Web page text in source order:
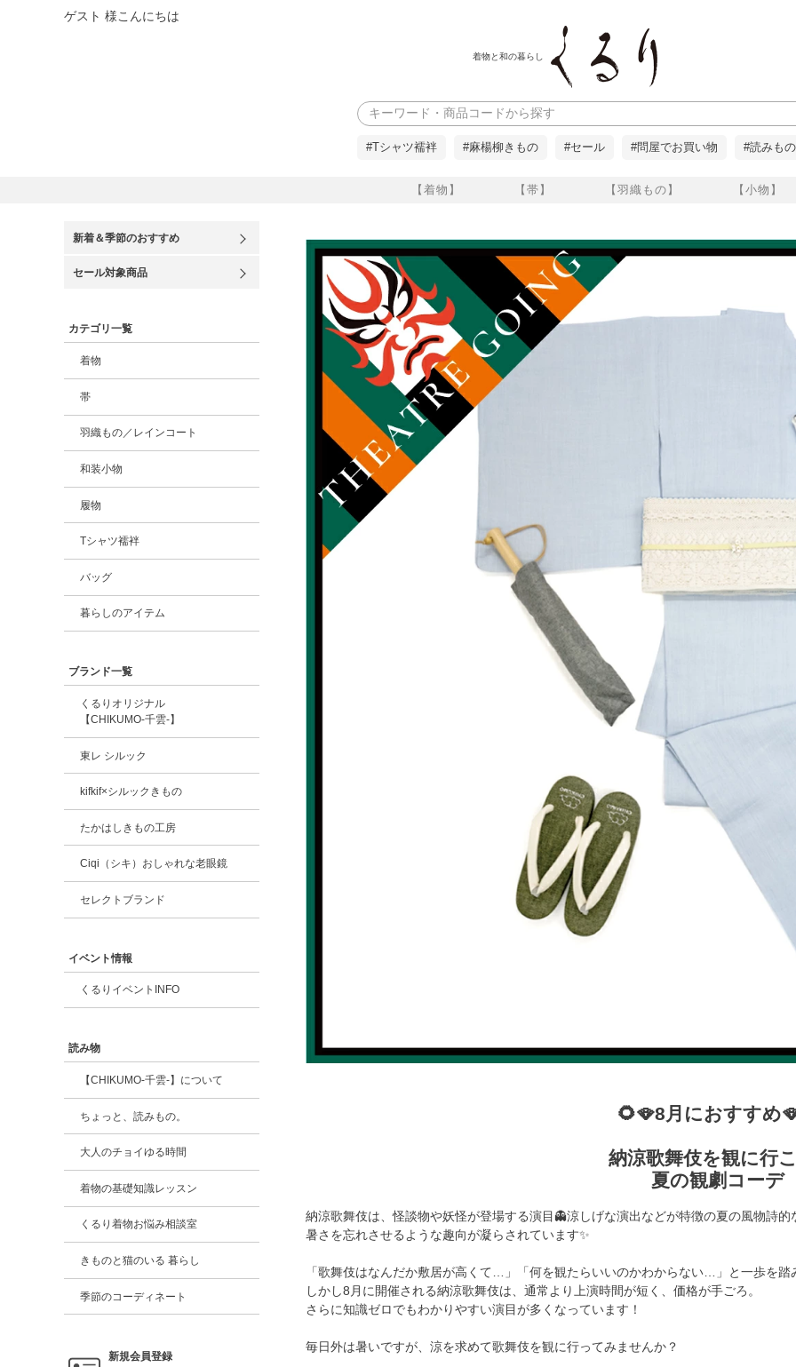
ゲスト 様こんにちは
着物と和の暮らし
【着物】 【帯】 【羽織もの】 【小物】
検索
#Tシャツ襦袢 #麻楊柳きもの #セール #問屋でお買い物 #読みもの
新着＆季節のおすすめ
セール対象商品
カテゴリ一覧
着物
帯
羽織もの／レインコート
和装小物
履物
Tシャツ襦袢
バッグ
暮らしのアイテム
ブランド一覧
くるりオリジナル
【CHIKUMO-千雲-】
東レ シルック
kifkif×シルックきもの
たかはしきもの工房
Ciqi（シキ）おしゃれな老眼鏡
セレクトブランド
イベント情報
くるりイベントINFO
読み物
【CHIKUMO-千雲-】について
ちょっと、読みもの。
大人のチョイゆる時間
着物の基礎知識レッスン
くるり着物お悩み相談室
きものと猫のいる 暮らし
季節のコーディネート
新規会員登録
🌻🪭8月におすすめ
納涼歌舞伎を観に行
夏の観劇コーデ
納涼歌舞伎は、怪談物や妖怪が登場する演目👻涼しげな演出などが特徴の夏の風物詩的
暑さを忘れさせるような趣向が凝らされています✨
「歌舞伎はなんだか敷居が高くて…」「何を観たらいいのかわからない…」と一歩を
しかし8月に開催される納涼歌舞伎は、通常より上演時間が短く、価格が手ごろ。
さらに知識ゼロでもわかりやすい演目が多くなっています！
毎日外は暑いですが、涼を求めて歌舞伎を観に行ってみませんか？